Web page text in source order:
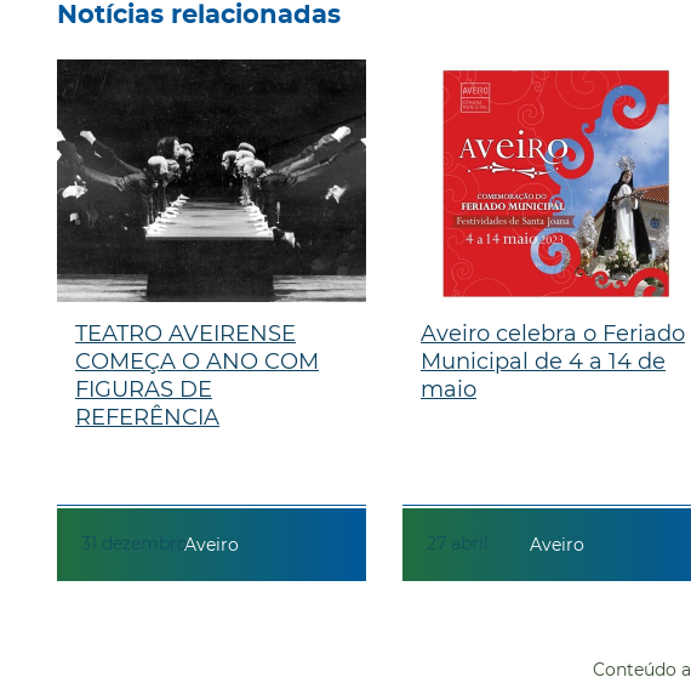
Notícias relacionadas
31 dezembro
TEATRO AVEIRENSE
COMEÇA O ANO COM
FIGURAS DE
REFERÊNCIA
Aveiro 27 abril
Aveiro celebra o Feriado
Municipal de 4 a 14 de
maio
Aveiro
Conteúdo